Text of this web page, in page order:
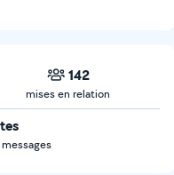
142
mises en relation